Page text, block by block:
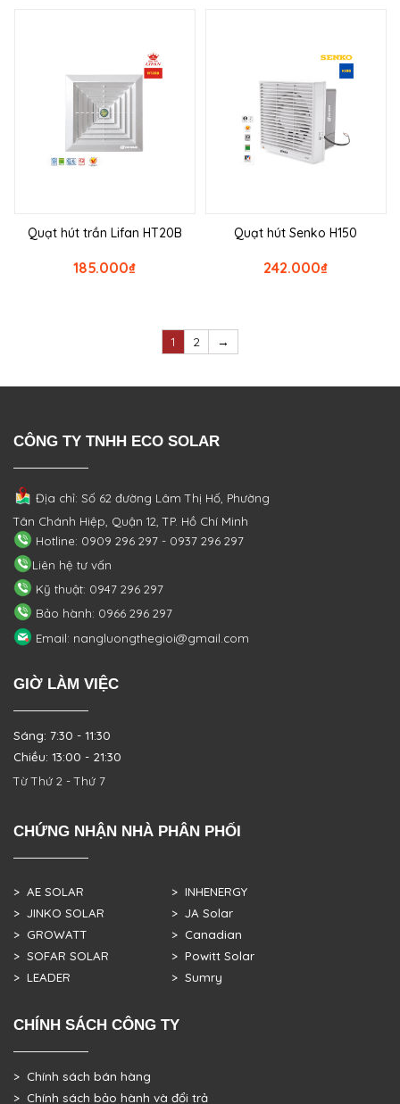
Quạt hút trần Lifan HT20B
₫
185.000
Quạt hút Senko H150
₫
242.000
1 2 →
CÔNG TY TNHH ECO SOLAR
Địa chỉ: Số 62 đường Lâm Thị Hố, Phường
Tân Chánh Hiệp, Quận 12, TP. Hồ Chí Minh
Hotline: 0909 296 297 - 0937 296 297
Liên hệ tư vấn
Kỹ thuật: 0947 296 297
Bảo hành: 0966 296 297
Email: nangluongthegioi@gmail.com
GIỜ LÀM VIỆC
Sáng: 7:30 - 11:30
Chiều: 13:00 - 21:30
Từ Thứ 2 - Thứ 7
CHỨNG NHẬN NHÀ PHÂN PHỐI
> AE SOLAR
> JINKO SOLAR
> GROWATT
> SOFAR SOLAR
> LEADER
> INHENERGY
> JA Solar
> Canadian
> Powitt Solar
> Sumry
CHÍNH SÁCH CÔNG TY
> Chính sách bán hàng
> Chính sách bảo hành và đổi trả